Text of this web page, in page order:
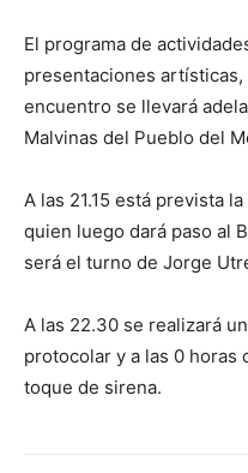
El programa de
presentaciones
encuentro se llevará
Malvinas del Pueblo del
A las 21.15 está prevista
quien luego dará paso al
será el turno de Jorge
A las 22.30 se realizará
protocolar y a las 0 horas
toque de sirena.